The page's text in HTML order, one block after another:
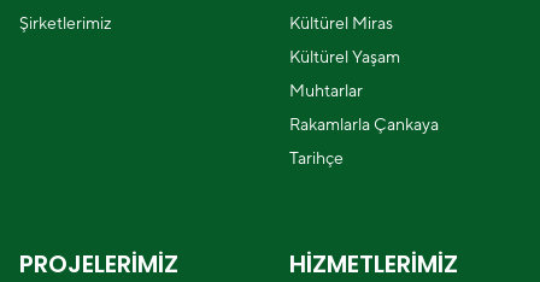
Şirketlerimiz
Kültürel Miras
Kültürel Yaşam
Muhtarlar
Rakamlarla Çankaya
Tarihçe
PROJELERİMİZ HİZMETLERİMİZ